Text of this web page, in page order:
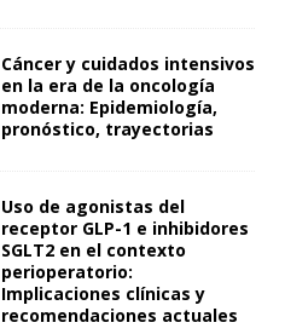
Cáncer y cuidados intensivos
en la era de la oncología
moderna: Epidemiología,
pronóstico, trayectorias
Uso de agonistas del
receptor GLP-1 e inhibidores
SGLT2 en el contexto
perioperatorio:
Implicaciones clínicas y
recomendaciones actuales